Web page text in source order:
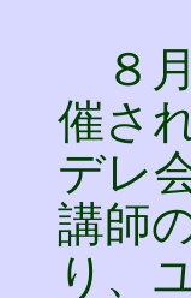
８月
催さ
デレ
講師
り、